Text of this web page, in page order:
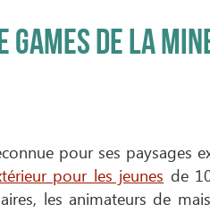
GAMES DE LA
pour ses
pour les jeunes de
les animateurs de